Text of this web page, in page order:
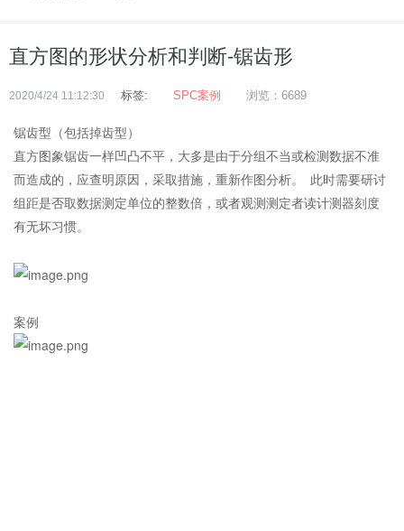
直方图的形状分析和判断-锯齿形
2020/4/24 11:12:30 标签: SPC案例 浏览：6689
锯齿型（包括掉齿型）
直方图象锯齿一样凹凸不平，大多是由于分组不当或检测数据不准
而造成的，应查明原因，采取措施，重新作图分析。 此时需要研讨
组距是否取数据测定单位的整数倍，或者观测测定者读计测器刻度
有无坏习惯。
案例